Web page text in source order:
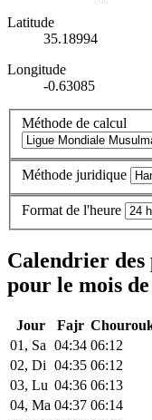
Latitude
35.18994
Longitude
-0.63085
Méthode de calcul
Méthode juridique
Format de l'heure
Calendrier des
pour le mois
Jour Fajr
01, Sa 04:34 06:12
02, Di 04:35 06:12
03, Lu 04:36 06:13
04, Ma 04:37 06:14